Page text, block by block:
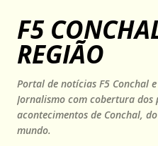
Pular para o
F5
REGIÃO
Portal de notícias F5 Conchal e
Jornalismo com cobertura dos
acontecimentos de Conchal,
mundo.